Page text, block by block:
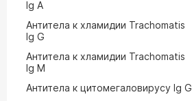
Ig A
Антитела к хламидии Trachomatis
Ig G
Антитела к хламидии Trachomatis
Ig M
Антитела к цитомегаловирусу Ig G